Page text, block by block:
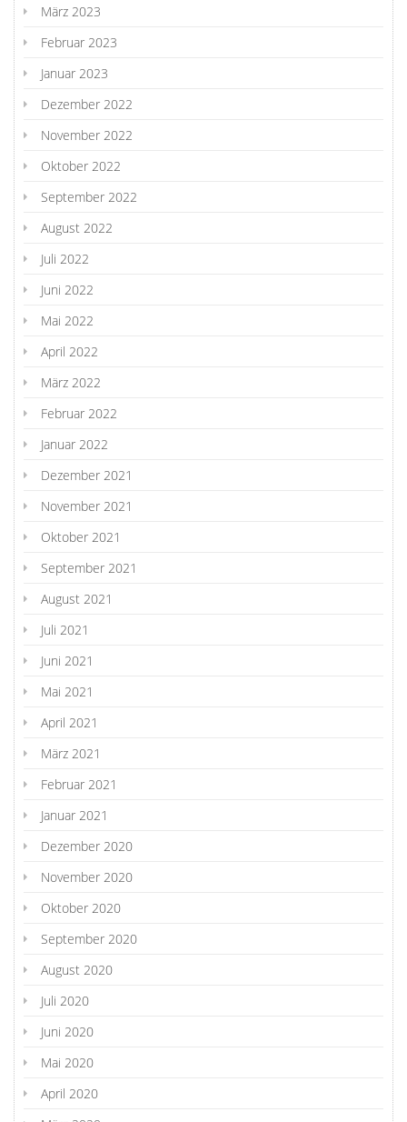
März 2023
Februar 2023
Januar 2023
Dezember 2022
November 2022
Oktober 2022
September 2022
August 2022
Juli 2022
Juni 2022
Mai 2022
April 2022
März 2022
Februar 2022
Januar 2022
Dezember 2021
November 2021
Oktober 2021
September 2021
August 2021
Juli 2021
Juni 2021
Mai 2021
April 2021
März 2021
Februar 2021
Januar 2021
Dezember 2020
November 2020
Oktober 2020
September 2020
August 2020
Juli 2020
Juni 2020
Mai 2020
April 2020